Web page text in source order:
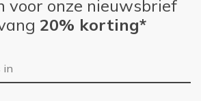
voor onze nieuwsbrief
20% korting*